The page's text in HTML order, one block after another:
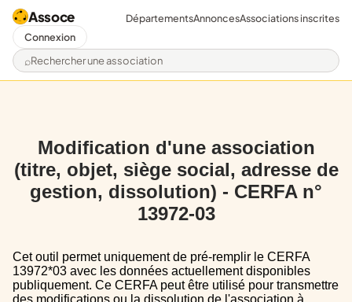
Assoce
Rechercher une association
DépartementsAnnoncesAssociations inscrites
Connexion
Modification d'une association
(titre, objet, siège social, adresse de
gestion, dissolution) - CERFA n°
13972-03
Cet outil permet uniquement de pré-remplir le CERFA
13972*03 avec les données actuellement disponibles
publiquement. Ce CERFA peut être utilisé pour transmettre
des modifications ou la dissolution de l'association à